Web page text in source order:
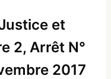
et
2, Arrêt N°
2017